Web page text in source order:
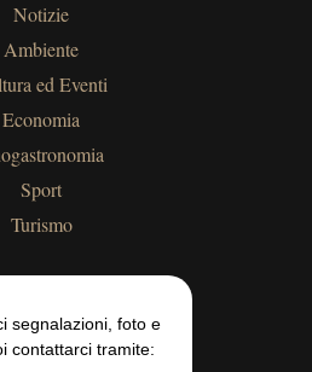
Notizie
Ambiente
ed Eventi
Economia
Sport
Turismo
segnalazioni, foto e
contattarci tramite: